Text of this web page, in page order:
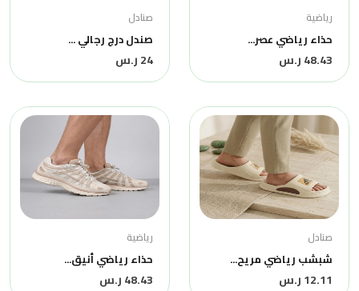
رياضية
حذاء رياضي عصر...
48.43 ر.س
صنادل
صندل درج رجالي ...
24 ر.س
صنادل
شبشب رياضي مريح...
12.11 ر.س
رياضية
حذاء رياضي أنيق...
48.43 ر.س